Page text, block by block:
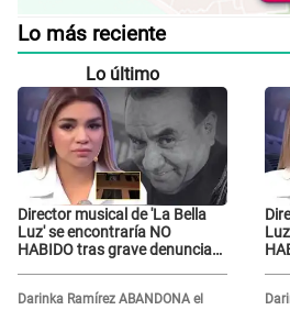
Lo más reciente
Lo último
Director musical de 'La Bella
Luz' se encontraría NO
HABIDO tras grave denuncia
Darinka Ramírez ABANDONA el